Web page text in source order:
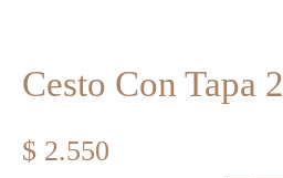
Cesto Con Tapa 2
$ 2.550